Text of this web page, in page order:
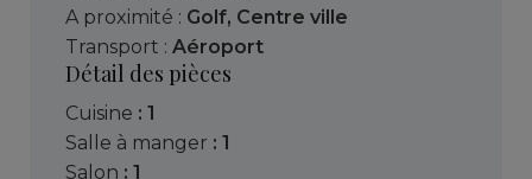
A proximité : Golf, Centre ville
Transport : Aéroport
Détail des pièces
cuisine : 1
salle à manger : 1
salon : 1